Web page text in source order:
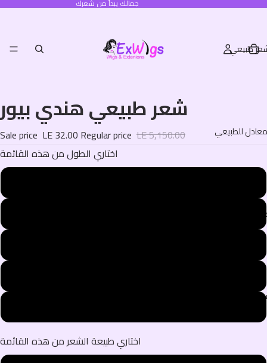
جمالك يبدأ من شعرك
طبيعي
للطبيعي
المنتجات
الرئيسية
شعر طبيعي هندي بيور
Sale price LE 32.00 Regular price LE 5,150.00
اختاري الطول من هذه القائمة
اختاري طبيعة الشعر من هذه القائمة